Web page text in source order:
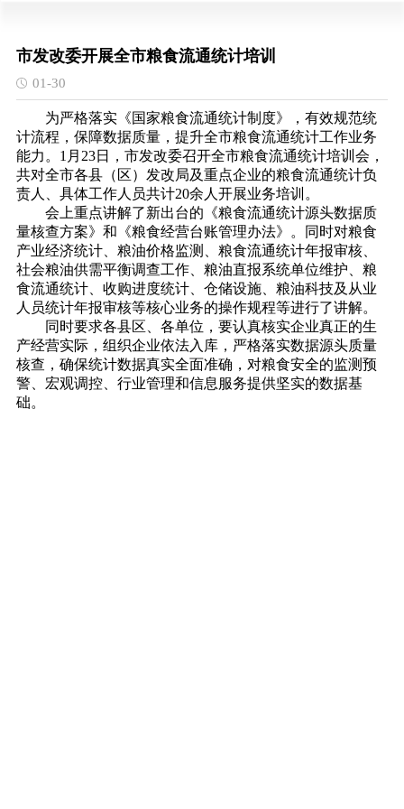
市发改委开展全市粮食流通统计培训
01-30
为严格落实《国家粮食流通统计制度》，有效规范统
计流程，保障数据质量，提升全市粮食流通统计工作业务
能力。1月23日，市发改委召开全市粮食流通统计培训会，
共对全市各县（区）发改局及重点企业的粮食流通统计负
责人、具体工作人员共计20余人开展业务培训。
会上重点讲解了新出台的《粮食流通统计源头数据质
量核查方案》和《粮食经营台账管理办法》。同时对粮食
产业经济统计、粮油价格监测、粮食流通统计年报审核、
社会粮油供需平衡调查工作、粮油直报系统单位维护、粮
食流通统计、收购进度统计、仓储设施、粮油科技及从业
人员统计年报审核等核心业务的操作规程等进行了讲解。
同时要求各县区、各单位，要认真核实企业真正的生
产经营实际，组织企业依法入库，严格落实数据源头质量
核查，确保统计数据真实全面准确，对粮食安全的监测预
警、宏观调控、行业管理和信息服务提供坚实的数据基
础。